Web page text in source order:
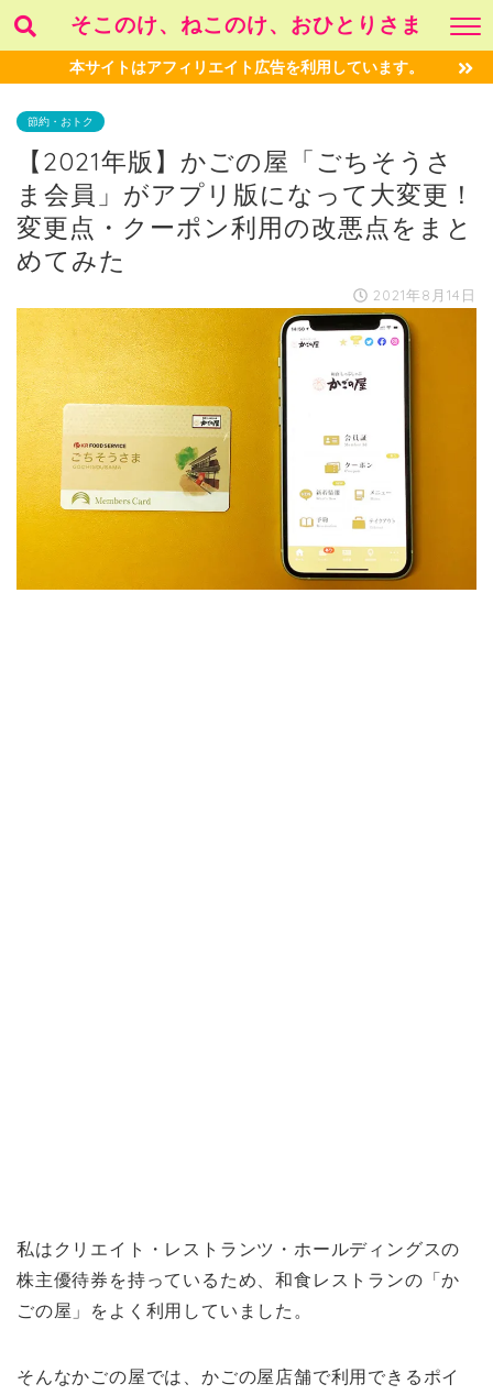
そこのけ、ねこのけ、おひとりさま
本サイトはアフィリエイト広告を利用しています。
節約・おトク
【2021年版】かごの屋「ごちそうさ
ま会員」がアプリ版になって大変更！
変更点・クーポン利用の改悪点をまと
めてみた
2021年8月14日
私はクリエイト・レストランツ・ホールディングスの
株主優待券を持っているため、和食レストランの「か
ごの屋」をよく利用していました。
そんなかごの屋では、かごの屋店舗で利用できるポイ